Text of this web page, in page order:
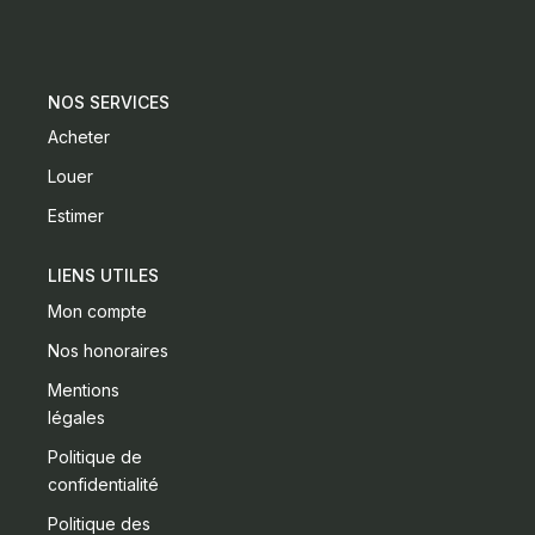
NOS SERVICES
Acheter
Louer
Estimer
LIENS UTILES
Mon compte
Nos honoraires
Mentions
légales
Politique de
confidentialité
Politique des